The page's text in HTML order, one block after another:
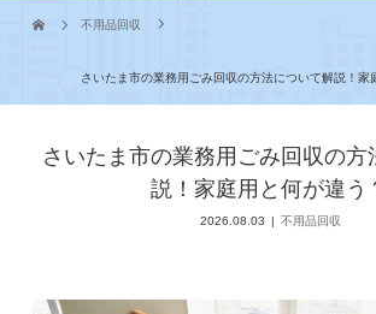
不用品回収
さいたま市の業務用ごみ回収の方法について解説！家
さいたま市の業務用ごみ回収の方
説！家庭用と何が違う
2026.08.03 不用品回収